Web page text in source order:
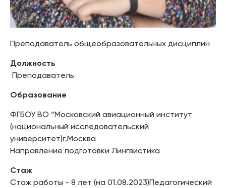
Преподаватель общеобразовательных дисциплин
Должность
Преподаватель
Образование
ФГБОУ ВО “Московский авиационный институт
(национальный исследовательский
университет)г.Москва
Направление подготовки Лингвистика
Стаж
Стаж работы - 8 лет (на 01.08.2023)Педагогический